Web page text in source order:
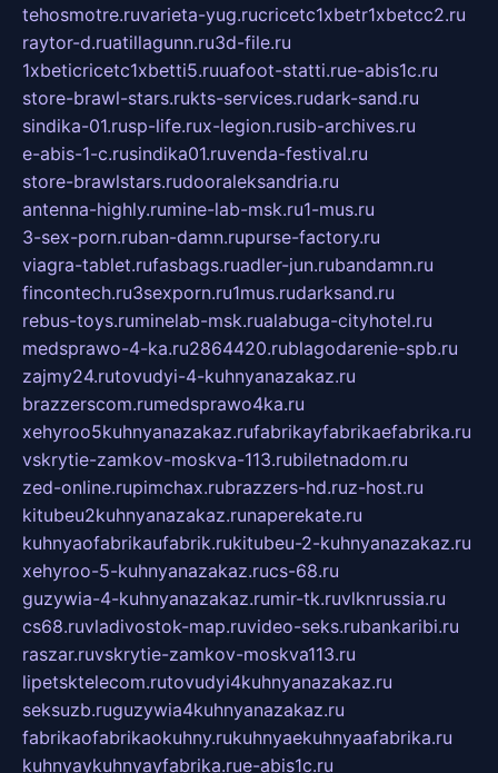
tehosmotre.ruvarieta-yug.rucricetc1xbetr1xbetcc2.ru
raytor-d.ruatillagunn.ru3d-file.ru
1xbeticricetc1xbetti5.ruuafoot-statti.rue-abis1c.ru
store-brawl-stars.rukts-services.rudark-sand.ru
sindika-01.rusp-life.rux-legion.rusib-archives.ru
e-abis-1-c.rusindika01.ruvenda-festival.ru
store-brawlstars.rudooraleksandria.ru
antenna-highly.rumine-lab-msk.ru1-mus.ru
3-sex-porn.ruban-damn.rupurse-factory.ru
viagra-tablet.rufasbags.ruadler-jun.rubandamn.ru
fincontech.ru3sexporn.ru1mus.rudarksand.ru
rebus-toys.ruminelab-msk.rualabuga-cityhotel.ru
medsprawo-4-ka.ru2864420.rublagodarenie-spb.ru
zajmy24.rutovudyi-4-kuhnyanazakaz.ru
brazzerscom.rumedsprawo4ka.ru
xehyroo5kuhnyanazakaz.rufabrikayfabrikaefabrika.ru
vskrytie-zamkov-moskva-113.rubiletnadom.ru
zed-online.rupimchax.rubrazzers-hd.ruz-host.ru
kitubeu2kuhnyanazakaz.runaperekate.ru
kuhnyaofabrikaufabrik.rukitubeu-2-kuhnyanazakaz.ru
xehyroo-5-kuhnyanazakaz.rucs-68.ru
guzywia-4-kuhnyanazakaz.rumir-tk.ruvlknrussia.ru
cs68.ruvladivostok-map.ruvideo-seks.rubankaribi.ru
raszar.ruvskrytie-zamkov-moskva113.ru
lipetsktelecom.rutovudyi4kuhnyanazakaz.ru
seksuzb.ruguzywia4kuhnyanazakaz.ru
fabrikaofabrikaokuhny.rukuhnyaekuhnyaafabrika.ru
kuhnyaykuhnyayfabrika.rue-abis1c.ru